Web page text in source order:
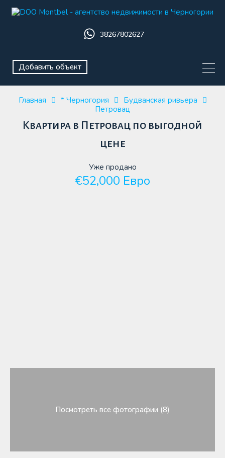
38267802627
Добавить объект
Главная * Черногория
Будванская ривьера
Петровац
Квартира в Петровац по выгодной
цене
Уже продано
€52,000 Евро
Посмотреть все фотографии (8)